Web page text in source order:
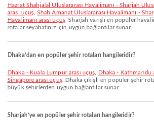
Hazrat Shahjalal Uluslararası Havalimanı - Sharjah Uluslararası Havalimanı
arası uçuş Shah Amanat Uluslararası Havalimanı -
Havalimanı arası uçuş, Sharjah varışlı en popüler
rotalar seyahatiniz için uygun bağlantılar sunar.
Dhaka’dan en popüler şehir rotaları hangileridir?
Dhaka - Kuala Lumpur arası uçuş Dhaka - Kathmandu
Singapore arası uçuş, Dhaka çıkışlı en popüler şehir
büyük şehirlerden uygun bağlantılar sunar.
Sharjah’ye en popüler şehir rotaları hangileridir?